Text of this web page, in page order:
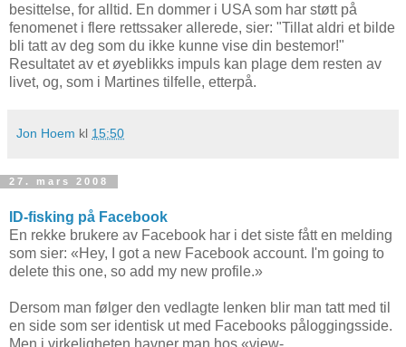
besittelse, for alltid. En dommer i USA som har støtt på
fenomenet i flere rettssaker allerede, sier: "Tillat aldri et bilde
bli tatt av deg som du ikke kunne vise din bestemor!"
Resultatet av et øyeblikks impuls kan plage dem resten av
livet, og, som i Martines tilfelle, etterpå.
Jon Hoem kl 15:50
27. mars 2008
ID-fisking på Facebook
En rekke brukere av Facebook har i det siste fått en melding
som sier: «Hey, I got a new Facebook account. I'm going to
delete this one, so add my new profile.»
Dersom man følger den vedlagte lenken blir man tatt med til
en side som ser identisk ut med Facebooks påloggingsside.